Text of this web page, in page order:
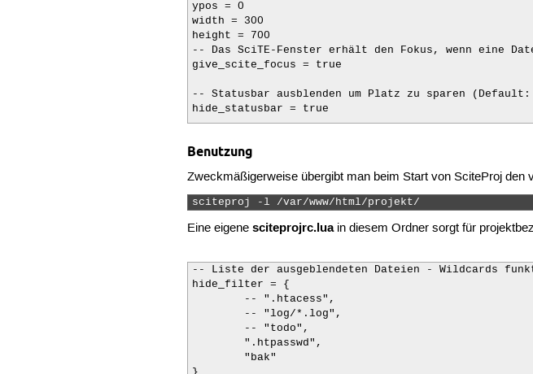
ypos = 0
width = 300
height = 700
-- Das SciTE-Fenster erhält den Fokus, wenn eine
give_scite_focus = true
-- Statusbar ausblenden um Platz zu sparen
hide_statusbar = true
use_stock_folder_icon = false
-- SciTE direkt beim Start von SciteProj starten.
start_scite = false
Benutzung
Zweckmäßigerweise übergibt man beim Start von SciteProj den
sciteproj -l /var/www/html/projekt/
Eine eigenesciteprojrc.luain diesem Ordner sorgt für
-- Liste der ausgeblendeten Dateien - Wildcards
hide_filter = {